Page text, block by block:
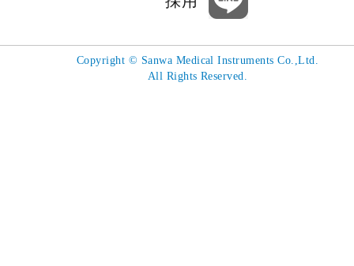
Copyright © Sanwa Medical Instruments Co.,Ltd.
All Rights Reserved.